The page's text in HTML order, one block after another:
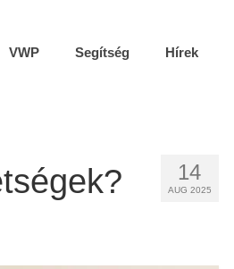
VWP Segítség Hírek
14
AUG 2025